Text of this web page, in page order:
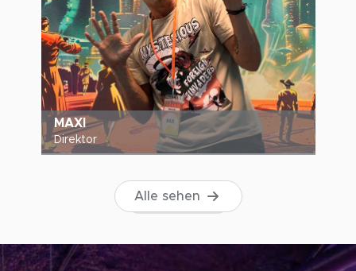
MAXI
Direktor
Alle sehen